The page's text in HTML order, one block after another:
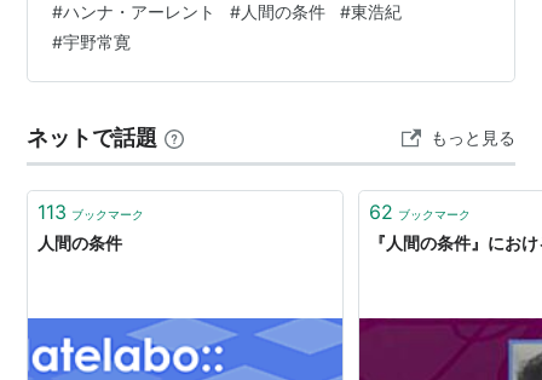
念』を執筆したのち、19世紀初頭のベルリンでロマン派
の文人などを集めたサロンを主宰したユダヤ人女性ラー
エル・ファルンハーゲンの評伝を書いています。 1933年
親とともに出国し、プラハからジュネーブを経てパリへ
逃亡し、中東パレスチナにユダヤ人の…
#ハンナ・アーレント #人間の条件 #東浩紀
#宇野常寛
ネットで話題 もっと見る
113 ブックマーク
人間の条件
62 ブックマーク
『人間の条件』にお